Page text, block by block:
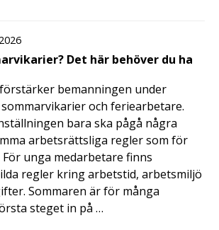
Det här behöver du ha
bemanningen under
och feriearbetare.
bara ska pågå några
arbetsrättsliga regler som för
unga medarbetare finns
regler kring arbetstid, arbetsmiljö
Sommaren är för många
steget in på …